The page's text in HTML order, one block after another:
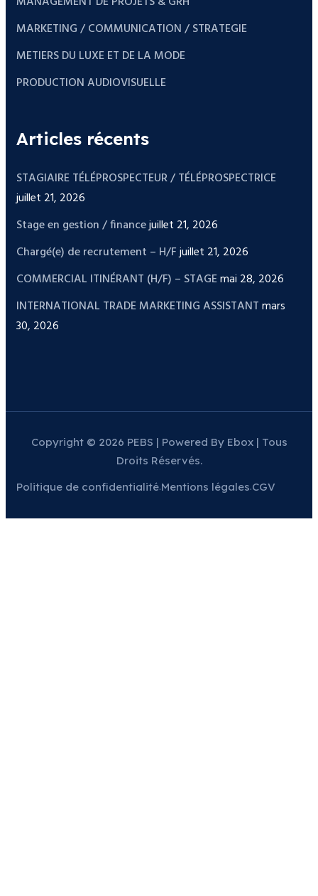
MARKETING / COMMUNICATION / STRATEGIE
METIERS DU LUXE ET DE LA MODE
PRODUCTION AUDIOVISUELLE
Articles récents
STAGIAIRE TÉLÉPROSPECTEUR / TÉLÉPROSPECTRICE
juillet 21, 2026
Stage en gestion / financejuillet 21, 2026
Chargé(e) de recrutement – H/Fjuillet 21, 2026
COMMERCIAL ITINÉRANT (H/F) – STAGEmai 28, 2026
INTERNATIONAL TRADE MARKETING ASSISTANTmars
30, 2026
Copyright © 2026 PEBS | Powered By Ebox | Tous
Droits Réservés.
Politique de confidentialité Mentions légales CGV